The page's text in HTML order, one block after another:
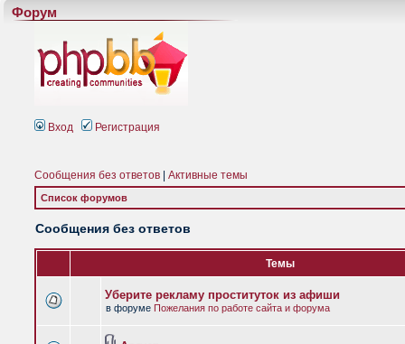
Форум
Вход Регистрация
Сообщения без ответов Активные темы
Список форумов
Сообщения без ответов
Темы
Уберите рекламу проституток из афиши
в форуме Пожелания по работе сайта и форума